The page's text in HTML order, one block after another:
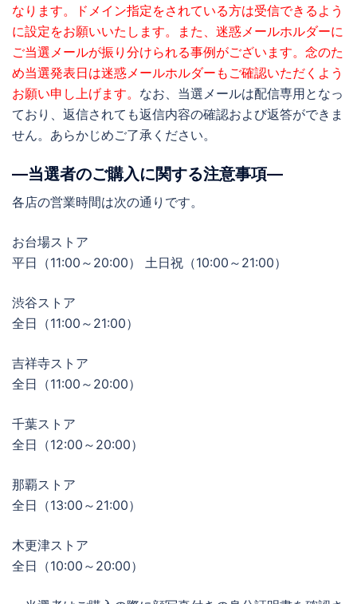
なります。ドメイン指定をされている方は受信できるよう
に設定をお願いいたします。また、迷惑メールホルダーに
ご当選メールが振り分けられる事例がございます。念のた
め当選発表日は迷惑メールホルダーもご確認いただくよう
お願い申し上げます。 なお、当選メールは配信専用となっ
ており、返信されても返信内容の確認および返答ができま
せん。あらかじめご了承ください。
―当選者のご購入に関する注意事項―
各店の営業時間は次の通りです。
お台場ストア
平日（11:00～20:00） 土日祝（10:00～21:00）
渋谷ストア
全日（11:00～21:00）
吉祥寺ストア
全日（11:00～20:00）
千葉ストア
全日（12:00～20:00）
那覇ストア
全日（13:00～21:00）
木更津ストア
全日（10:00～20:00）